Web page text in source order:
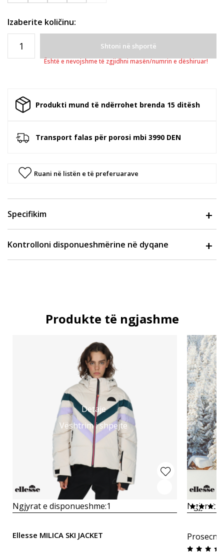
Izaberite količinu:
Shtoni në shportë
Është e nevojshme të zgjidhni masën/numrin e dëshiruar!
Produkti mund të ndërrohet brenda 15 ditësh
Transport falas për porosi mbi 3990 DEN
Ruani në listën e të preferuarave
Specifikim
Kontrolloni disponueshmërine në dyqane
Produkte të ngjashme
Detaje
Vështrim i shpejtë
Ngjyrat e disponueshme:1
Ellesse MILICA SKI JACKET
Ngjyrat e